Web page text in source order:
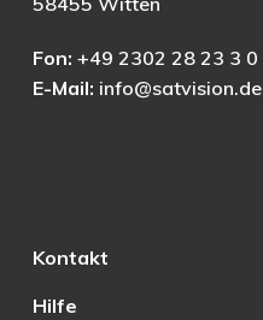
Fon: +49 2302 28 23 3 0
E-Mail: info@satvision.de
Kontakt
Hilfe